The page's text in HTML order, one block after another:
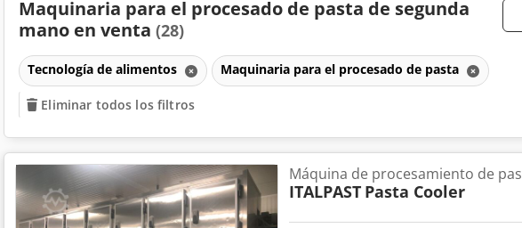
Maquinaria para el procesado de pasta de segunda
mano en venta (28)
Tecnología de alimentos Maquinaria para el procesado de pasta
Eliminar todos los filtros
Máquina de procesamiento de
ITALPAST Pasta Cooler